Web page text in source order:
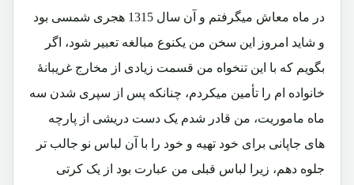
در ماه معاش میگرفتم و آن سال 1315 هجری شمسی بود
و شاید امروز این سخن من یکنوع مبالغه تعبیر شود، اگر
بگویم که با این تنخواه من قسمت زیادی از مخارج غریبانۀ
خانواده ام را تأمین میکردم، چنانکه پس از سپری شدن سه
ماه ماموریت، من قادر شدم یک دست دریشی از پارچه
های جاپانی برای خود تهیه و خود را با آن لباس نو جالب تر
جلوه دهم، زیرا لباس قبلی من عبارت بود از یک کرتی